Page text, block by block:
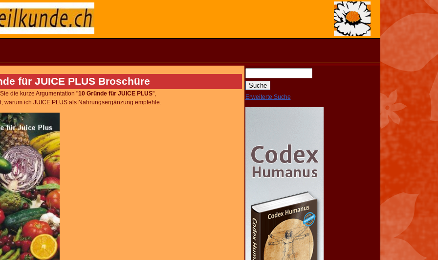
für JUICE PLUS Broschüre
die kurze Argumentation "10 Gründe für JUICE PLUS",
warum ich JUICE PLUS als Nahrungsergänzung empfehle.
Erweiterte Suche